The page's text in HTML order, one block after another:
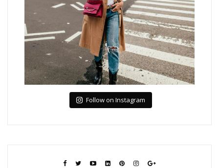
Follow on Instagram